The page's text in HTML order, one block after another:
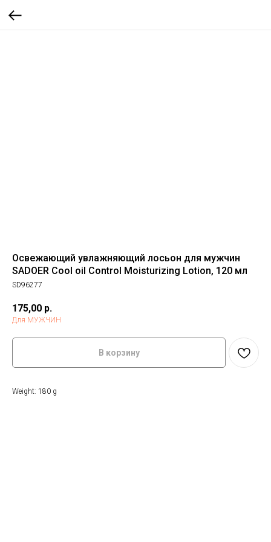
Освежающий увлажняющий лосьон для мужчин
SADOER Cool oil Control Moisturizing Lotion, 120 мл
SD96277
175,00 р.
Для МУЖЧИН
В корзину
Weight: 180 g